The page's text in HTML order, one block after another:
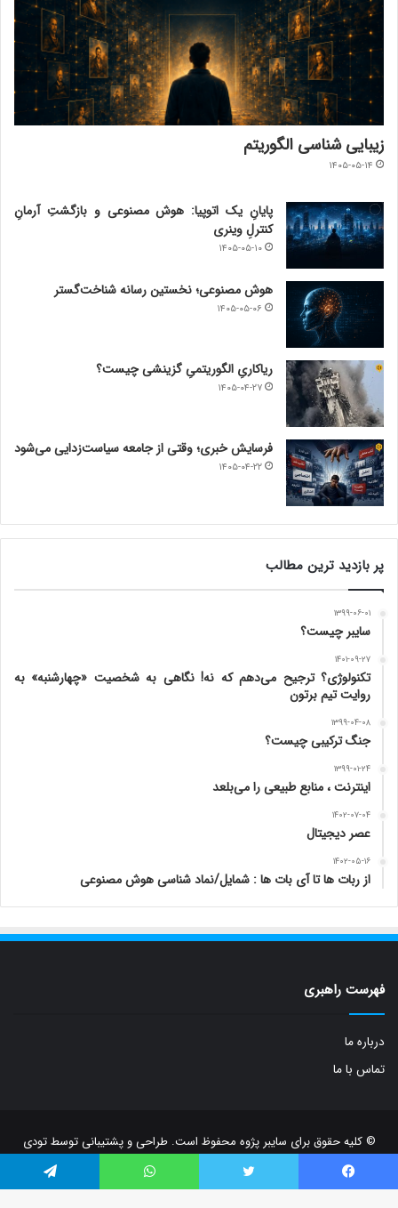
زیبایی شناسی الگوریتم
۱۴۰۵-۰۵-۱۴
پایانِ یک اتوپیا: هوش مصنوعی و بازگشتِ آرمانِ
کنترلِ وینری
۱۴۰۵-۰۵-۱۰
هوش مصنوعی؛ نخستین رسانه شناخت‌گستر
۱۴۰۵-۰۵-۰۶
ریاکاریِ الگوریتمیِ گزینشی چیست؟
۱۴۰۵-۰۴-۲۷
فرسایش خبری؛ وقتی از جامعه سیاست‌زدایی می‌شود
۱۴۰۵-۰۴-۲۲
پر بازدید ترین مطالب
۱۳۹۹-۰۶-۰۱
سایبر چیست؟
۱۴۰۱-۰۹-۲۷
تکنولوژی؟ ترجیح می‌دهم که نه! نگاهی به شخصیت «چهارشنبه» به
روایت تیم برتون
۱۳۹۹-۰۴-۰۸
جنگ ترکیبی چیست؟
۱۳۹۹-۰۱-۲۴
اینترنت ، منابع طبیعی را می‌بلعد
۱۴۰۲-۰۷-۰۴
عصر دیجیتال
۱۴۰۲-۰۵-۱۶
از ربات ها تا آی بات ها : شمایل/نماد شناسی هوش مصنوعی
فهرست راهبری
درباره ما
تماس با ما
© کلیه حقوق برای سایبر پژوه محفوظ است. طراحی و پشتیبانی توسطتودی
فیسبوک توییتر واتس آپ تلگرام